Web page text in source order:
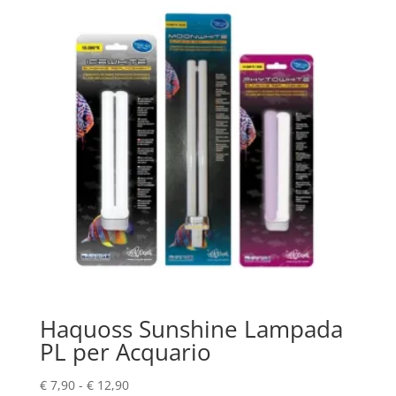
Haquoss Sunshine Lampada
PL per Acquario
€7,90 - €12,90Fascia